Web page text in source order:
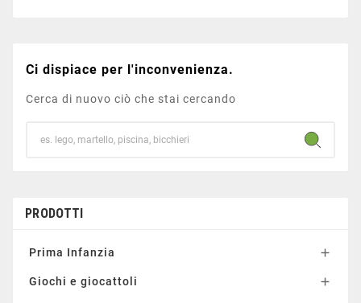
Ci dispiace per l'inconvenienza.
Cerca di nuovo ciò che stai cercando
PRODOTTI
Prima Infanzia 
Giochi e giocattoli 